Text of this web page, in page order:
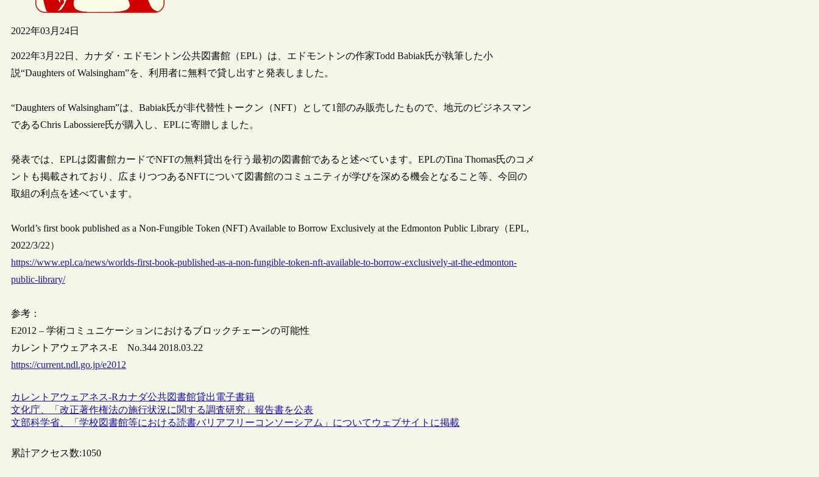
2022年03月24日
2022年3月22日、カナダ・エドモントン公共図書館（EPL）は、エドモントンの作家Todd Babiak氏が執筆した小
説“Daughters of Walsingham”を、利用者に無料で貸し出すと発表しました。
“Daughters of Walsingham”は、Babiak氏が非代替性トークン（NFT）として1部のみ販売したもので、地元のビジネスマン
であるChris Labossiere氏が購入し、EPLに寄贈しました。
発表では、EPLは図書館カードでNFTの無料貸出を行う最初の図書館であると述べています。EPLのTina Thomas氏のコメ
ントも掲載されており、広まりつつあるNFTについて図書館のコミュニティが学びを深める機会となること等、今回の
取組の利点を述べています。
World’s first book published as a Non-Fungible Token (NFT) Available to Borrow Exclusively at the Edmonton Public Library（EPL,
2022/3/22）
https://www.epl.ca/news/worlds-first-book-published-as-a-non-fungible-token-nft-available-to-borrow-exclusively-at-the-edmonton-
public-library/
参考：
E2012 – 学術コミュニケーションにおけるブロックチェーンの可能性
カレントアウェアネス-E No.344 2018.03.22
https://current.ndl.go.jp/e2012
カレントアウェアネス-R カナダ公共図書館貸出電子書籍
文化庁、「改正著作権法の施行状況に関する調査研究」報告書を公表
文部科学省、「学校図書館等における読書バリアフリーコンソーシアム」についてウェブサイトに掲載
累計アクセス数:1050